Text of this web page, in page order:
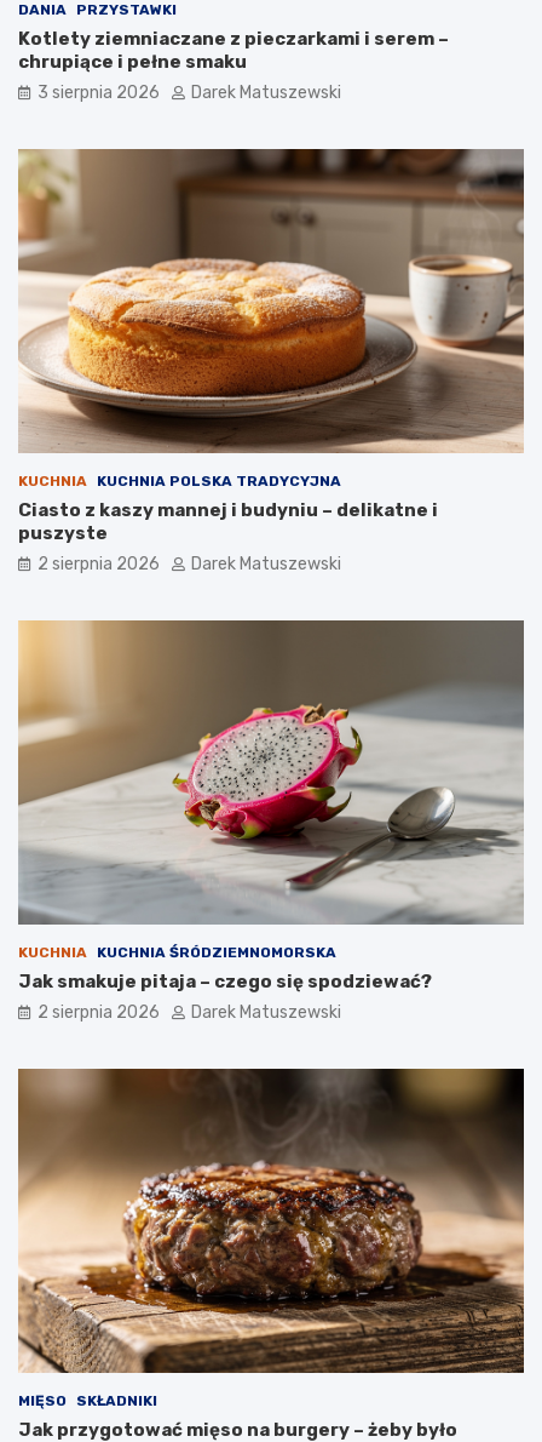
DANIA PRZYSTAWKI
Kotlety ziemniaczane z pieczarkami i serem –
chrupiące i pełne smaku
3 sierpnia 2026 Darek Matuszewski
KUCHNIA KUCHNIA POLSKA TRADYCYJNA
Ciasto z kaszy mannej i budyniu – delikatne i
puszyste
2 sierpnia 2026 Darek Matuszewski
KUCHNIA KUCHNIA ŚRÓDZIEMNOMORSKA
Jak smakuje pitaja – czego się spodziewać?
2 sierpnia 2026 Darek Matuszewski
MIĘSO SKŁADNIKI
Jak przygotować mięso na burgery – żeby było